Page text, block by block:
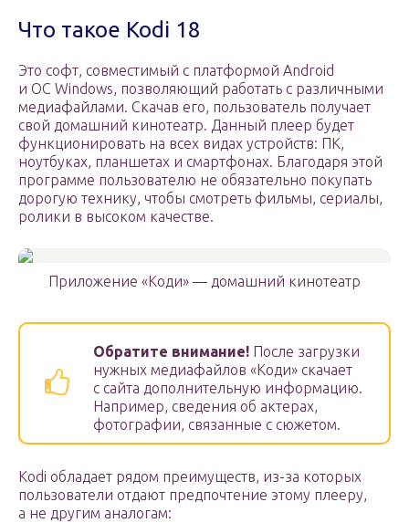
Что такое Kodi 18
Это софт, совместимый с платформой Android
и ОС Windows, позволяющий работать с различными
медиафайлами. Скачав его, пользователь получает
свой домашний кинотеатр. Данный плеер будет
функционировать на всех видах устройств: ПК,
ноутбуках, планшетах и смартфонах. Благодаря этой
программе пользователю не обязательно покупать
дорогую технику, чтобы смотреть фильмы, сериалы,
ролики в высоком качестве.
Приложение «Коди» — домашний кинотеатр
Обратите внимание! После загрузки
нужных медиафайлов «Коди» скачает
с сайта дополнительную информацию.
Например, сведения об актерах,
фотографии, связанные с сюжетом.
Kodi обладает рядом преимуществ, из-за которых
пользователи отдают предпочтение этому плееру,
а не другим аналогам: